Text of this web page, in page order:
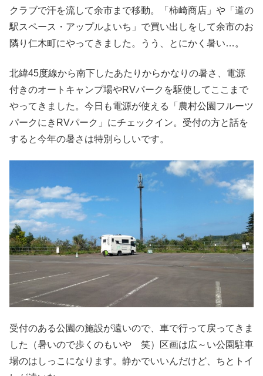
クラブで汗を流して余市まで移動。「柿崎商店」や「道の
駅スペース・アップルよいち」で買い出しをして余市のお
隣り仁木町にやってきました。うう、とにかく暑い…。
北緯45度線から南下したあたりからかなりの暑さ、電源
付きのオートキャンプ場やRVパークを駆使してここまで
やってきました。今日も電源が使える「農村公園フルーツ
パークにきRVパーク」にチェックイン。受付の方と話を
すると今年の暑さは特別らしいです。
受付のある公園の施設が遠いので、車で行って戻ってきま
した（暑いので歩くのもいや 笑）区画は広～い公園駐車
場のはしっこになります。静かでいいんだけど、ちとトイ